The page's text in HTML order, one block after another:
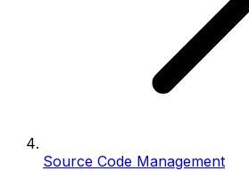
Source Code Management